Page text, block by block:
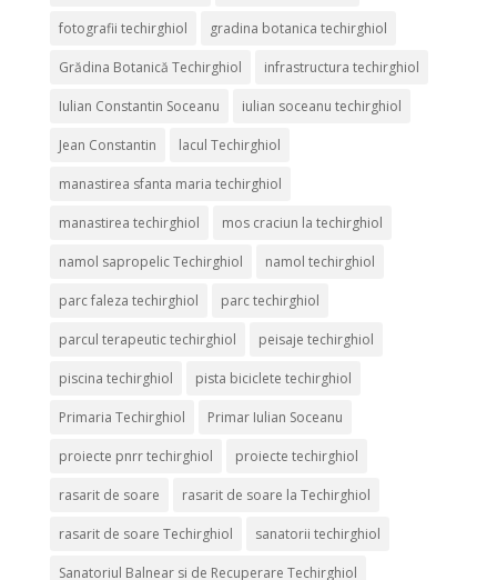
fotografii techirghiol gradina botanica techirghiol
Grădina Botanică Techirghiol infrastructura techirghiol
Iulian Constantin Soceanu iulian soceanu techirghiol
Jean Constantin lacul Techirghiol
manastirea sfanta maria techirghiol
manastirea techirghiol mos craciun la techirghiol
namol sapropelic Techirghiol namol techirghiol
parc faleza techirghiol parc techirghiol
parcul terapeutic techirghiol peisaje techirghiol
piscina techirghiol pista biciclete techirghiol
Primaria Techirghiol Primar Iulian Soceanu
proiecte pnrr techirghiol proiecte techirghiol
rasarit de soare rasarit de soare la Techirghiol
rasarit de soare Techirghiol sanatorii techirghiol
Sanatoriul Balnear si de Recuperare Techirghiol